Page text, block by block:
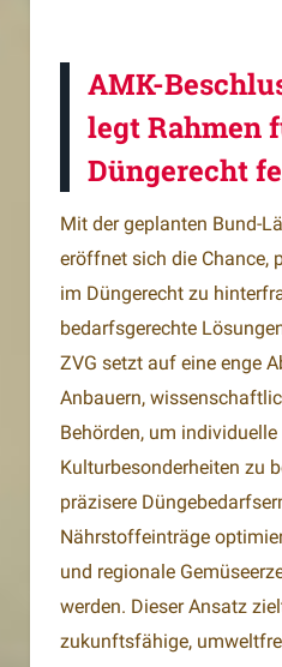
AMK-
legt Rahmen
Düngerecht
Mit der geplanten Bund-
eröffnet sich die Chance,
im Düngerecht zu
bedarfsgerechte
ZVG setzt auf eine enge
Anbauern,
Behörden, um individuelle
Kulturbesonderheiten zu
präzisere
Nährstoffeinträge
und regionale
werden. Dieser Ansatz
zukunftsfähige,